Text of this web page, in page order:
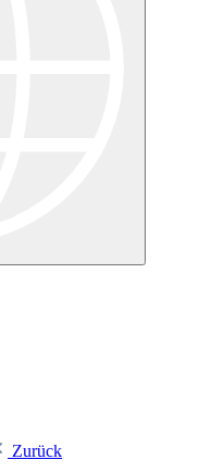
Zurück